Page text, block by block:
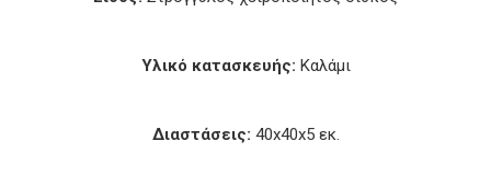
Υλικό κατασκευής: Καλάμι
Διαστάσεις: 40x40x5 εκ.